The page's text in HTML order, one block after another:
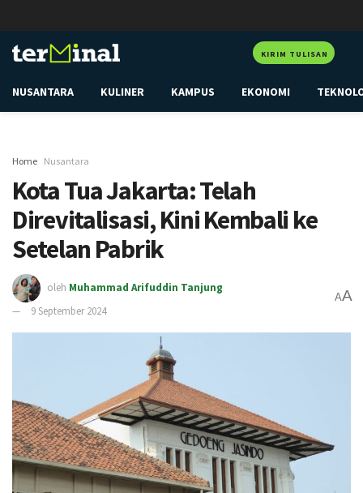
KIRIM TULISAN
NUSANTARA KULINER KAMPUS EKONOMI
Home Nusantara
Kota Tua Jakarta: Telah
Direvitalisasi, Kini Kembali ke
Setelan Pabrik
oleh Muhammad Arifuddin Tanjung
9 September 2024
AA